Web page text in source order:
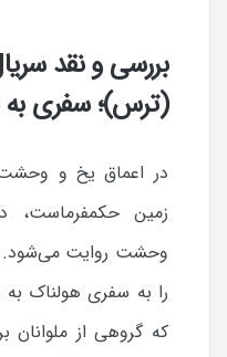
(ترس)؛ سفری
در اعماق یخ و
زمین حکمفرماست،
وحشت روایت
را به سفری هولناک
که گروهی از ملوانان